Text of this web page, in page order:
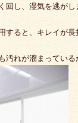
回し、湿気を逃がし
ると、キレイが長
汚れが溜まってい